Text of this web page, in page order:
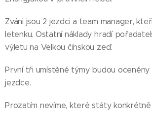
Zváni jsou 2 jezdci a team manager,
letenku. Ostatní náklady hradí
výletu na Velkou čínskou zeď.
První tři umístěné týmy budou oceněny
jezdce.
Prozatím nevíme, které státy konkrétně